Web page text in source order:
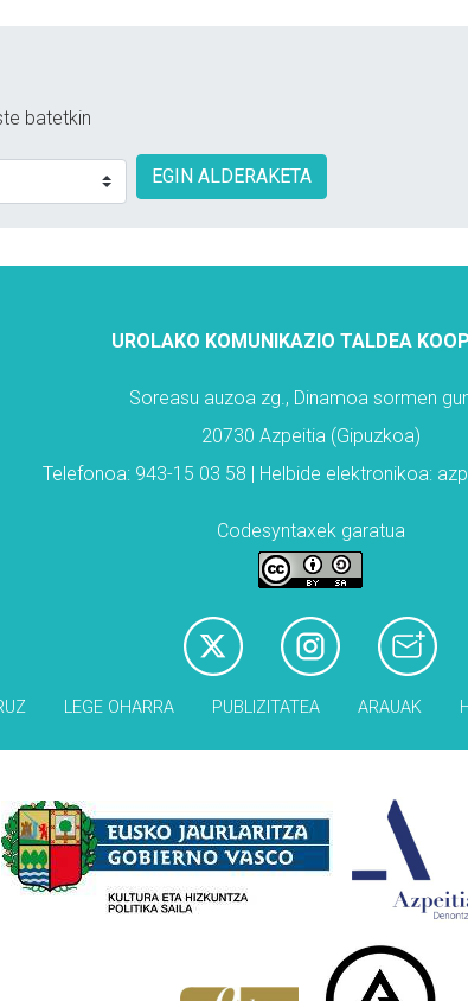
batetkin
EGIN ALDERAKETA
UROLAKO KOMUNIKAZIO TALDEA
Soreasu auzoa zg., Dinamoa sormen
20730 Azpeitia (Gipuzkoa)
Telefonoa: 943-15 03 58 | Helbide elektronikoa:
Codesyntaxek garatua
LEGE OHARRA PUBLIZITATEA ARAUAK